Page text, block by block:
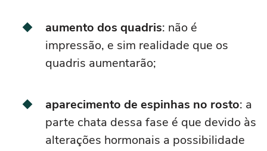
aumento dos quadris: não é
impressão, e sim realidade que os
quadris aumentarão;
aparecimento de espinhas no rosto: a
parte chata dessa fase é que devido às
alterações hormonais a possibilidade